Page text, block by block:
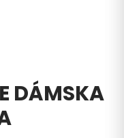
DÁMSKA